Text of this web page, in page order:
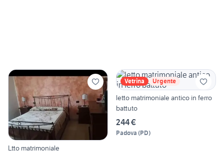
Ltto matrimoniale
Vetrina Urgente
letto matrimoniale antico in ferro
battuto
244 €
Padova (PD)